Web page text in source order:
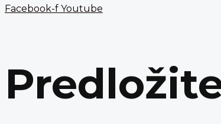
Facebook-f Youtube